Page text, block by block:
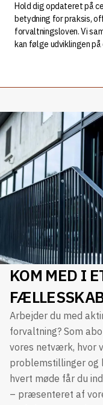
Hold dig opdateret på
betydning for praksis,
forvaltningsloven. Vi
kan følge udviklingen
KOM MED I
Arbejder du med
forvaltning? Som
vores netværk, hvor
problemstillinger og
hvert møde får du
– præsenteret af